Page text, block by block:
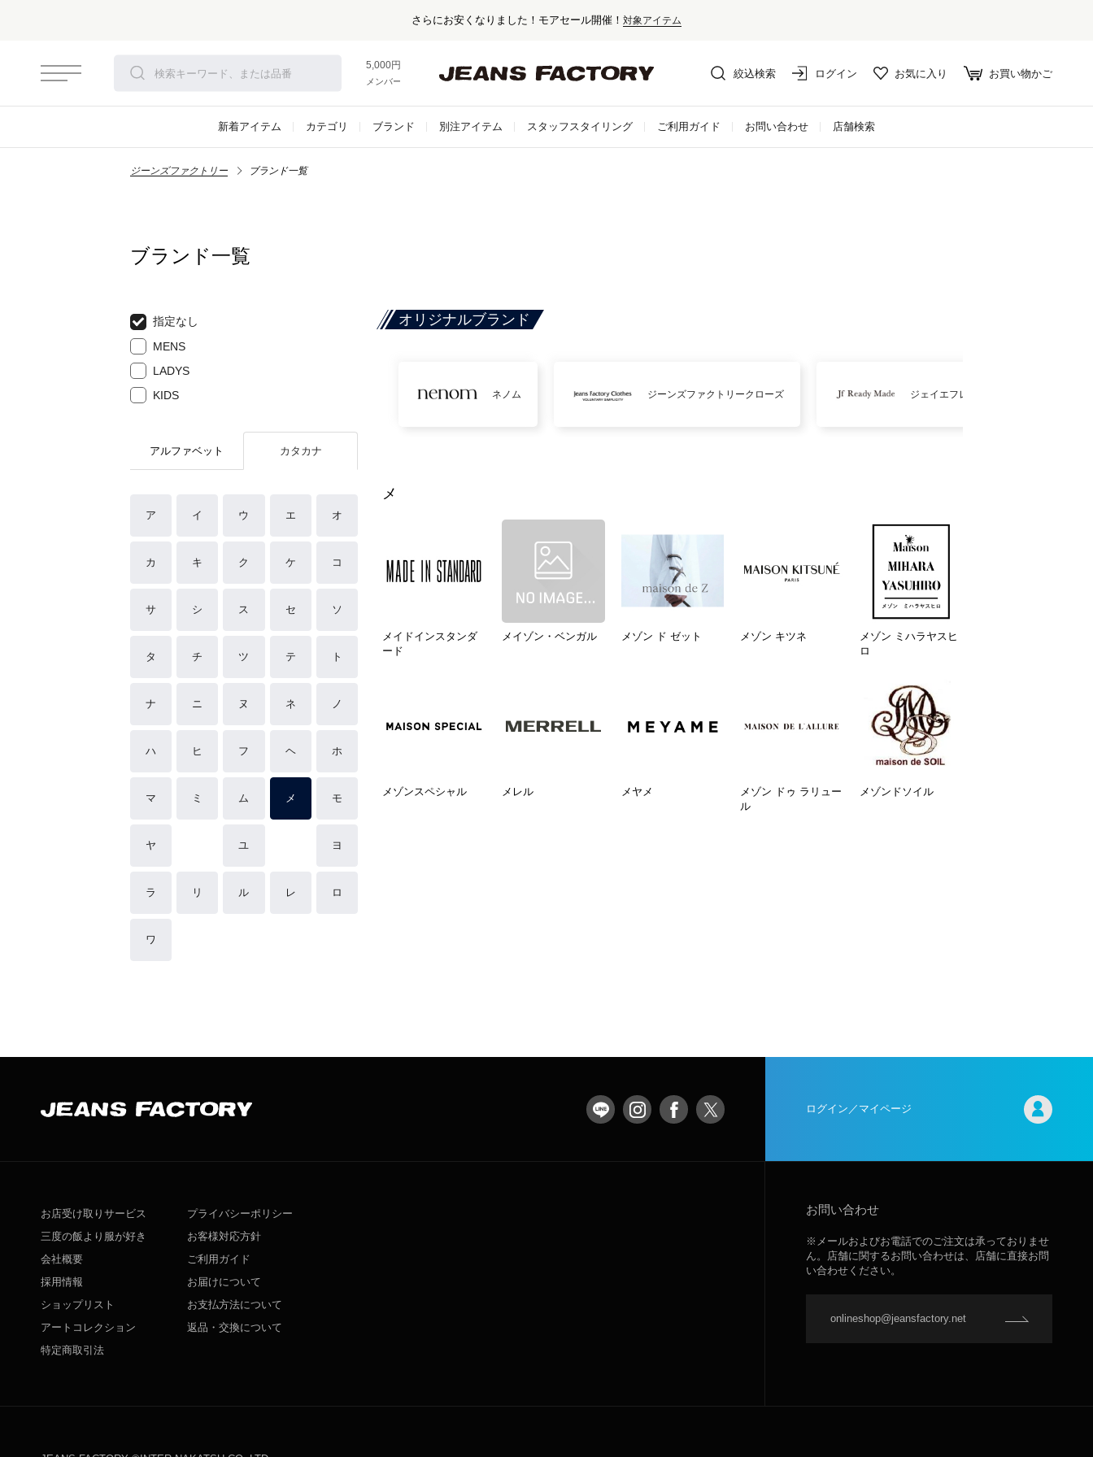
さらにお安くなりました！モアセール開催！対象アイテム
5,000円以上お買い上げで送料無料！
メンバー登録でお得な情報をゲット。さらに詳しく
絞込検索 ログイン お気に入り お買い物かご
新着アイテム カテゴリ ブランド 別注アイテム スタッフスタイリング ご利用ガイド お問い合わせ 店舗検索
ジーンズファクトリー ブランド一覧
ブランド一覧
指定なし
MENS
LADYS
KIDS
アルファベット カタカナ
ア イ ウ エ オ
カ キ ク ケ コ
サ シ ス セ ソ
タ チ ツ テ ト
ナ ニ ヌ ネ ノ
ハ ヒ フ ヘ ホ
マ ミ ム メ モ
ヤ ユ ヨ
ラ リ ル レ ロ
ワ
オリジナルブランド
ネノム ジーンズファクトリークローズ ジェイエフレディメイド
メ
メイドインスタンダ
ード
メイゾン・ベンガル メゾン ド ゼット メゾン キツネ
メゾン ミハラヤスヒ
ロ
メゾンスペシャル メレル メヤメ
メゾン ドゥ ラリュー
ル
メゾンドソイル
ログイン／マイページ
お店受け取りサービス
三度の飯より服が好き
会社概要
採用情報
ショップリスト
アートコレクション
特定商取引法
プライバシーポリシー
お客様対応方針
ご利用ガイド
お届けについて
お支払方法について
返品・交換について
お問い合わせ
※メールおよびお電話でのご注文は承っておりませ
ん。店舗に関するお問い合わせは、店舗に直接お問
い合わせください。
onlineshop@jeansfactory.net